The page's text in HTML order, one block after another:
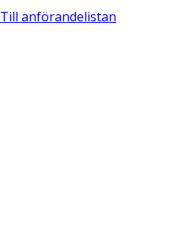
Till anförandelistan